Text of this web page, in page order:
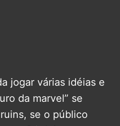
jogar várias idéias e
da marvel” se
se o público